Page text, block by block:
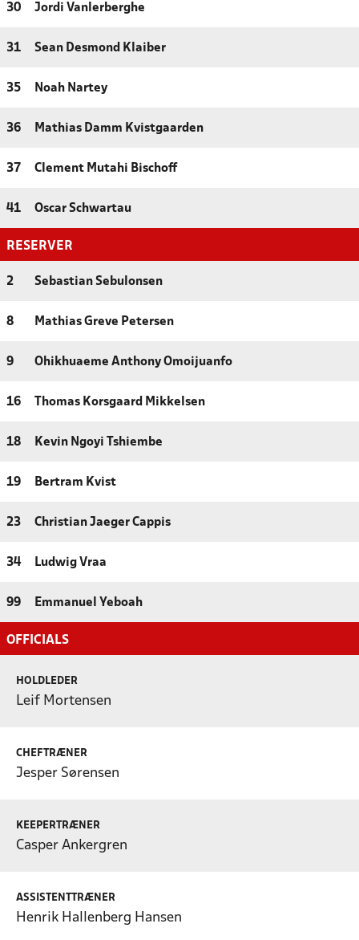
30 Jordi Vanlerberghe
31 Sean Desmond Klaiber
35 Noah Nartey
36 Mathias Damm Kvistgaarden
37 Clement Mutahi Bischoff
41 Oscar Schwartau
RESERVER
2 Sebastian Sebulonsen
8 Mathias Greve Petersen
9 Ohikhuaeme Anthony Omoijuanfo
16 Thomas Korsgaard Mikkelsen
18 Kevin Ngoyi Tshiembe
19 Bertram Kvist
23 Christian Jaeger Cappis
34 Ludwig Vraa
99 Emmanuel Yeboah
OFFICIALS
HOLDLEDER
Leif Mortensen
CHEFTRÆNER
Jesper Sørensen
KEEPERTRÆNER
Casper Ankergren
ASSISTENTTRÆNER
Henrik Hallenberg Hansen